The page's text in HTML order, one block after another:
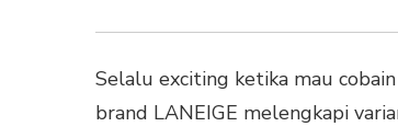
Selalu exciting ketika mau
brand LANEIGE melengkapi